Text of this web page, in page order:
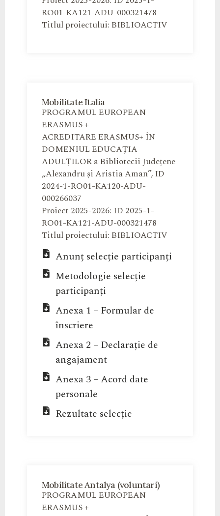
RO01-KA121-ADU-000321478
Titlul proiectului: BIBLIOACTIV
Mobilitate Italia
PROGRAMUL EUROPEAN
ERASMUS +
ACREDITARE ERASMUS+ ÎN
DOMENIUL EDUCAȚIA
ADULȚILOR a Bibliotecii Județene
„Alexandru și Aristia Aman”, ID
2024-1-RO01-KA120-ADU-
000266037
Proiect 2025-2026: ID 2025-1-
RO01-KA121-ADU-000321478
Titlul proiectului: BIBLIOACTIV
Anunț selecție participanți
Metodologie selecție
participanți
Anexa 1 – Formular de
înscriere
Anexa 2 – Declarație de
angajament
Anexa 3 – Acord date
personale
Rezultate selecție
Mobilitate Antalya (voluntari)
PROGRAMUL EUROPEAN
ERASMUS +